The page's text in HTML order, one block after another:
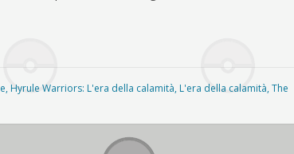
, Hyrule Warriors: L'era della calamità, L'era della calamità,The